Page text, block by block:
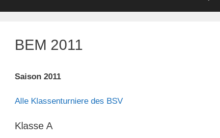
BEM 2011
Saison 2011
Alle Klassenturniere des BSV
Klasse A